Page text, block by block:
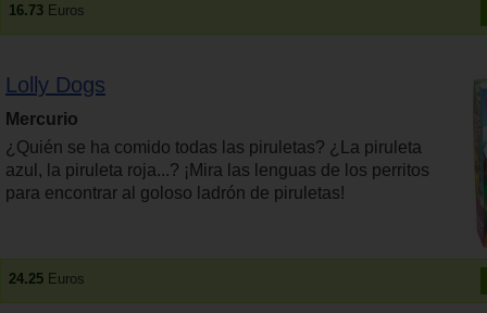
16.73 Euros
Lolly Dogs
Mercurio
¿Quién se ha comido todas las piruletas? ¿La piruleta
azul, la piruleta roja...? ¡Mira las lenguas de los perritos
para encontrar al goloso ladrón de piruletas!
24.25 Euros